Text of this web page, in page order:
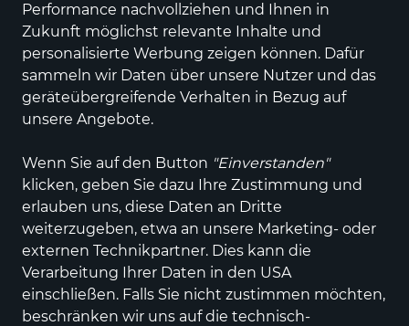
Performance nachvollziehen und Ihnen in
Zukunft möglichst relevante Inhalte und
personalisierte Werbung zeigen können. Dafür
sammeln wir Daten über unsere Nutzer und das
geräteübergreifende Verhalten in Bezug auf
unsere Angebote.
Wenn Sie auf den Button "Einverstanden"
klicken, geben Sie dazu Ihre Zustimmung und
erlauben uns, diese Daten an Dritte
weiterzugeben, etwa an unsere Marketing- oder
externen Technikpartner. Dies kann die
Verarbeitung Ihrer Daten in den USA
einschließen. Falls Sie nicht zustimmen möchten,
beschränken wir uns auf die technisch-
Produkte